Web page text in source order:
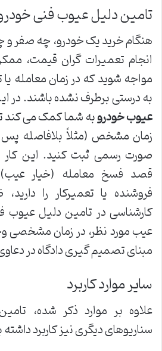
تامین دلیل عیوب فنی
هنگام خرید یک خودرو، چه صفر
انجام تعمیرات گران قیمت،
مواجه شوید که در زمان معامله
به درستی برطرف نشده باشند. در
عیوب خودروبه شما کمک می کند
زمان مشخص (مثلاً بلافاصله پس
صورت رسمی ثبت کنید. این
قصد فسخ معامله (خیار
فروشنده یا تعمیرکار را
کارشناسی در تامین دلیل عیوب
عیب مورد نظر، در زمان مشخصی
مبنای تصمیم گیری دادگاه در
سایر موارد کاربرد
علاوه بر موارد ذکر شده،
سناریوهای دیگری نیز کاربرد